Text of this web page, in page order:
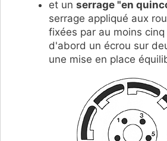
et un serrage "en
serrage appliqué aux
fixées par au moins
d'abord un écrou sur
une mise en place